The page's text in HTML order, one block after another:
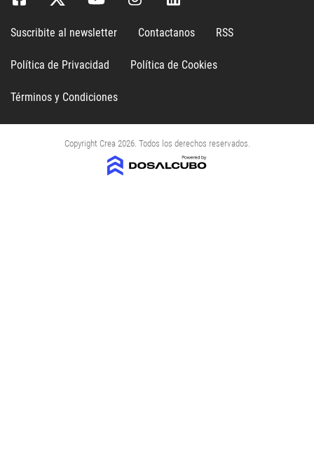
Suscribite al newsletter Contactanos RSS
Política de Privacidad Política de Cookies
Términos y Condiciones
Copyright Crea 2026. Todos los derechos reservados.